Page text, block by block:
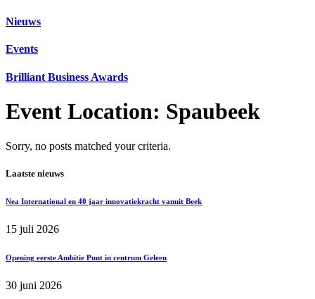
Nieuws
Events
Brilliant Business Awards
Event Location: Spaubeek
Sorry, no posts matched your criteria.
Laatste nieuws
Nea International en 40 jaar innovatiekracht vanuit Beek
15 juli 2026
Opening eerste Ambitie Punt in centrum Geleen
30 juni 2026